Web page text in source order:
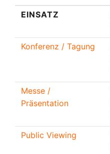
EINSATZ
Konferenz / Tagung
Messe /
Präsentation
Public Viewing